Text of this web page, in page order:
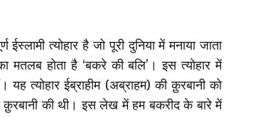
त्योहार है जो पूरी दुनिया में मनाया जाता
होता है ‘बकरे की बलि’। इस त्योहार में
त्योहार ईब्राहीम (अब्राहम) की क़ुरबानी को
क़ुरबानी की थी। इस लेख में हम बकरीद के बारे में